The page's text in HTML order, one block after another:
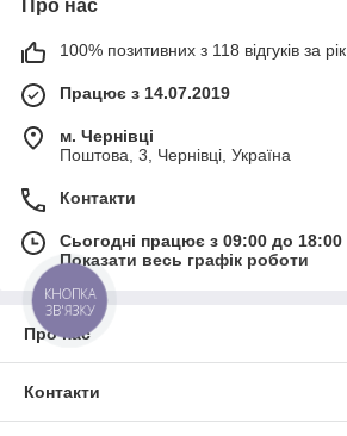
Про нас
100% позитивних з 118 відгуків за рік
Працює з 14.07.2019
м. Чернівці
Поштова, 3, Чернівці, Україна
Контакти
Сьогодні працює з 09:00 до 18:00
Показати весь графік роботи
Про нас
Контакти
КНОПКА
ЗВ'ЯЗКУ